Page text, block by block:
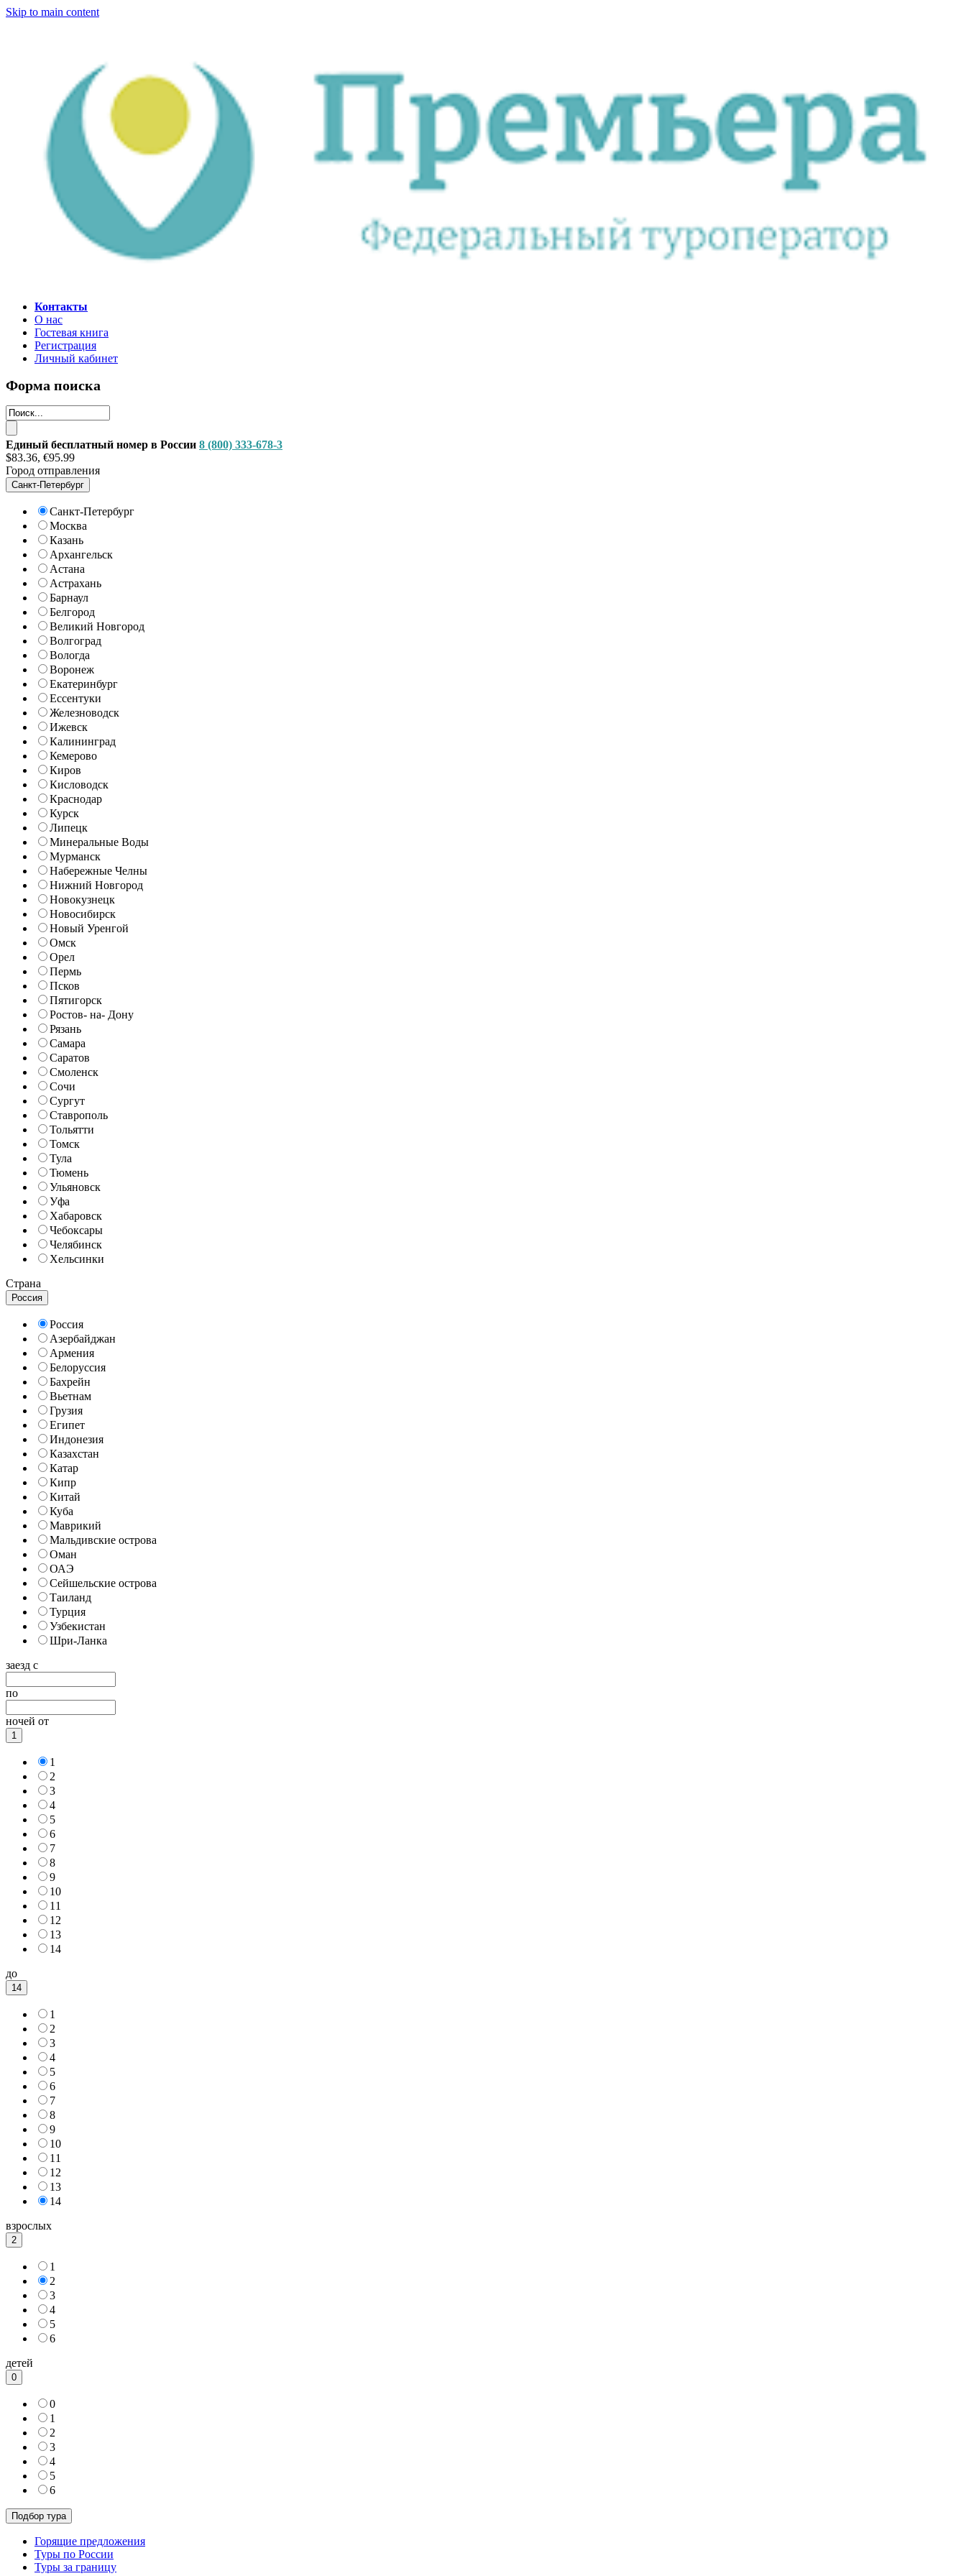
Skip to main content
Контакты
О нас
Гостевая книга
Регистрация
Личный кабинет
Форма поиска
Единый бесплатный номер в России 8 (800) 333-678-3
$83.36, €95.99
Город отправления
Санкт-Петербург
Санкт-Петербург
Москва
Казань
Архангельск
Астана
Астрахань
Барнаул
Белгород
Великий Новгород
Волгоград
Вологда
Воронеж
Екатеринбург
Ессентуки
Железноводск
Ижевск
Калининград
Кемерово
Киров
Кисловодск
Краснодар
Курск
Липецк
Минеральные Воды
Мурманск
Набережные Челны
Нижний Новгород
Новокузнецк
Новосибирск
Новый Уренгой
Омск
Орел
Пермь
Псков
Пятигорск
Ростов- на- Дону
Рязань
Самара
Саратов
Смоленск
Сочи
Сургут
Ставрополь
Тольятти
Томск
Тула
Тюмень
Ульяновск
Уфа
Хабаровск
Чебоксары
Челябинск
Хельсинки
Страна
Россия
Россия
Азербайджан
Армения
Белоруссия
Бахрейн
Вьетнам
Грузия
Египет
Индонезия
Казахстан
Катар
Кипр
Китай
Куба
Маврикий
Мальдивские острова
Оман
ОАЭ
Сейшельские острова
Таиланд
Турция
Узбекистан
Шри-Ланка
заезд с
по
ночей от
1
1
2
3
4
5
6
7
8
9
10
11
12
13
14
до
14
1
2
3
4
5
6
7
8
9
10
11
12
13
14
взрослых
2
1
2
3
4
5
6
детей
0
0
1
2
3
4
5
6
Горящие предложения
Туры по России
Туры за границу